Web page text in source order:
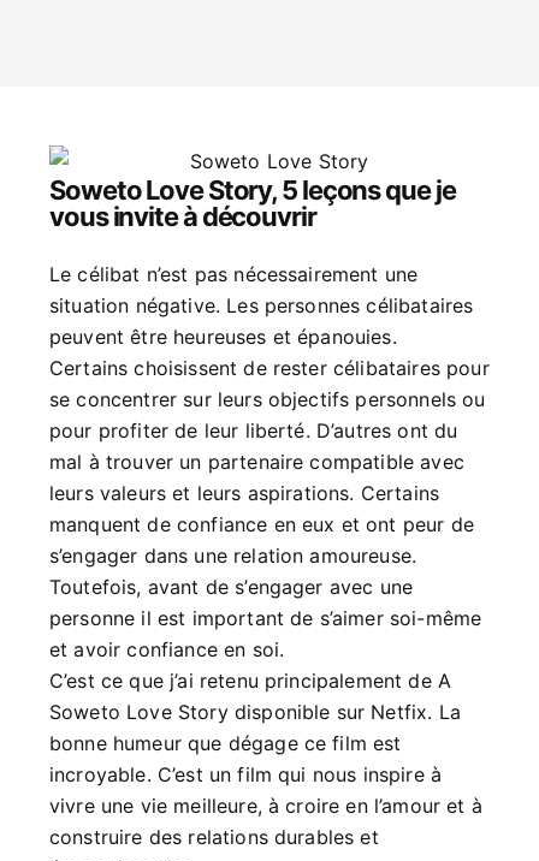
Soweto Love Story, 5 leçons que je
vous invite à découvrir
Le célibat n’est pas nécessairement une
situation négative. Les personnes célibataires
peuvent être heureuses et épanouies.
Certains choisissent de rester célibataires pour
se concentrer sur leurs objectifs personnels ou
pour profiter de leur liberté. D’autres ont du
mal à trouver un partenaire compatible avec
leurs valeurs et leurs aspirations. Certains
manquent de confiance en eux et ont peur de
s’engager dans une relation amoureuse.
Toutefois, avant de s’engager avec une
personne il est important de s’aimer soi-même
et avoir confiance en soi.
C’est ce que j’ai retenu principalement de A
Soweto Love Story disponible sur Netfix. La
bonne humeur que dégage ce film est
incroyable. C’est un film qui nous inspire à
vivre une vie meilleure, à croire en l’amour et à
construire des relations durables et